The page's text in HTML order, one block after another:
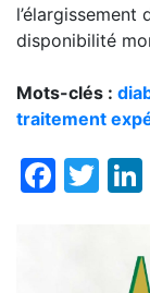
l’élargissement
disponibilité
Mots-clés :
traitement